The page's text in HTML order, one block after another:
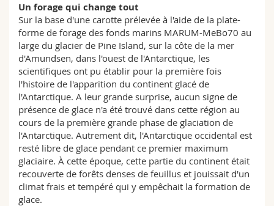
Un forage qui change tout
Sur la base d'une carotte prélevée à l'aide de la plate-
forme de forage des fonds marins MARUM-MeBo70 au
large du glacier de Pine Island, sur la côte de la mer
d'Amundsen, dans l'ouest de l'Antarctique, les
scientifiques ont pu établir pour la première fois
l'histoire de l'apparition du continent glacé de
l'Antarctique. A leur grande surprise, aucun signe de
présence de glace n'a été trouvé dans cette région au
cours de la première grande phase de glaciation de
l'Antarctique. Autrement dit, l'Antarctique occidental est
resté libre de glace pendant ce premier maximum
glaciaire. À cette époque, cette partie du continent était
recouverte de forêts denses de feuillus et jouissait d'un
climat frais et tempéré qui y empêchait la formation de
glace.